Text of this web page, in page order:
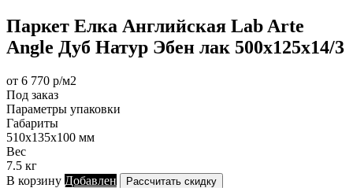
Паркет Елка Английская Lab Arte
Angle Дуб Натур Эбен лак 500х125х14/3
от 6 770 р/м2
Под заказ
Параметры упаковки
Габариты
510х135х100 мм
Вес
7.5 кг
В корзину Добавлен Рассчитать скидку